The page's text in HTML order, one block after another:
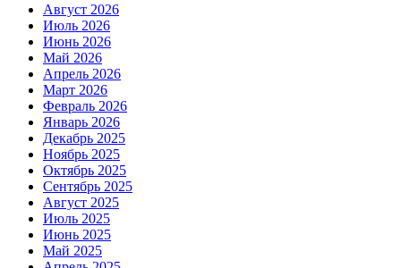
Август 2026
Июль 2026
Июнь 2026
Май 2026
Апрель 2026
Март 2026
Февраль 2026
Январь 2026
Декабрь 2025
Ноябрь 2025
Октябрь 2025
Сентябрь 2025
Август 2025
Июль 2025
Июнь 2025
Май 2025